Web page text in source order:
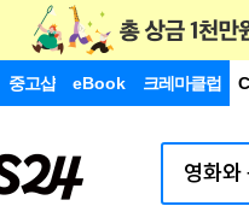
중고샵 eBook 크레마클럽